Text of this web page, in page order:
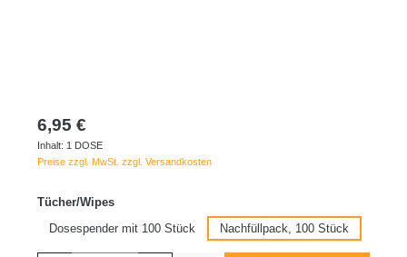
6,95 €
Inhalt: 1 DOSE
Preise zzgl. MwSt. zzgl. Versandkosten
Tücher/Wipesauswählen
Dosespender mit 100 Stück
Nachfüllpack, 100 Stück